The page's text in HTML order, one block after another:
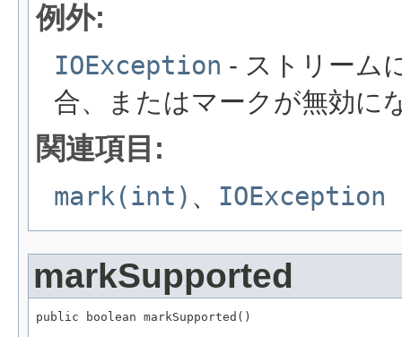
例外:
IOException - ストリーム
合、またはマークが無効に
関連項目:
mark(int) 、 IOException
markSupported
public boolean markSupported()